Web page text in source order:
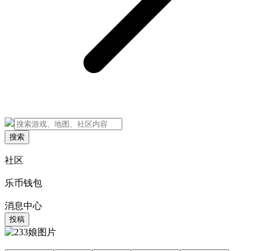
搜索
社区
乐币钱包
消息中心
投稿